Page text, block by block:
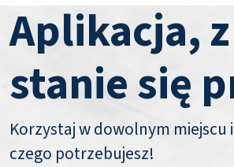
Aplikacja,
stanie się
Korzystaj w dowolnym miejscu
czego potrzebujesz!